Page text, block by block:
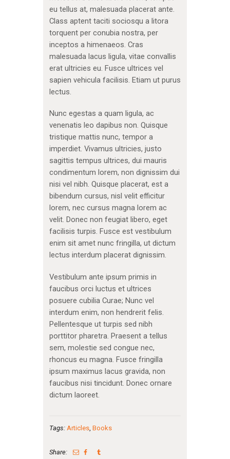
eu tellus at, malesuada placerat ante.
Class aptent taciti sociosqu a litora
torquent per conubia nostra, per
inceptos a himenaeos. Cras
malesuada lacus ligula, vitae convallis
erat ultricies eu. Fusce ultrices vel
sapien vehicula facilisis. Etiam ut purus
lectus.
Nunc egestas a quam ligula, ac
venenatis leo dapibus non. Quisque
tristique mattis nunc, tempor a
imperdiet. Vivamus ultricies, justo
sagittis tempus ultrices, dui mauris
condimentum lorem, non dignissim dui
nisi vel nibh. Quisque placerat, est a
bibendum cursus, nisl velit efficitur
lorem, nec cursus magna lorem ac
velit. Donec non feugiat libero, eget
facilisis turpis. Fusce est vestibulum
enim sit amet nunc fringilla, ut dictum
lectus interdum placerat dignissim.
Vestibulum ante ipsum primis in
faucibus orci luctus et ultrices
posuere cubilia Curae; Nunc vel
interdum enim, non hendrerit felis.
Pellentesque ut turpis sed nibh
porttitor pharetra. Praesent a tellus
sem, molestie sed congue nec,
rhoncus eu magna. Fusce fringilla
ipsum maximus lacus gravida, non
faucibus nisi tincidunt. Donec ornare
dictum laoreet.
Tags: Articles, Books
Share: